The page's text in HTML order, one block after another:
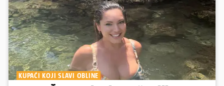
KUPAĆI KOJI SLAVI OBLINE